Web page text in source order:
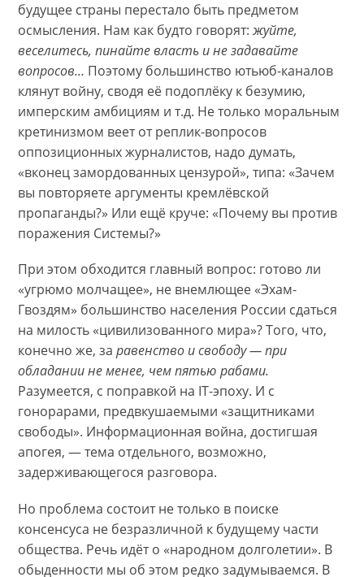
будущее страны перестало быть предметом
осмысления. Нам как будто говорят:жуйте,
веселитесь, пинайте власть и не задавайте
вопросов… Поэтому большинство ютьюб-каналов
клянут войну, сводя её подоплёку к безумию,
имперским амбициям и т.д. Не только моральным
кретинизмом веет от реплик-вопросов
оппозиционных журналистов, надо думать,
«вконец замордованных цензурой», типа: «Зачем
вы повторяете аргументы кремлёвской
пропаганды?» Или ещё круче: «Почему вы против
поражения Системы?»
При этом обходится главный вопрос: готово ли
«угрюмо молчащее», не внемлющее «Эхам-
Гвоздям» большинство населения России сдаться
на милость «цивилизованного мира»? Того, что,
конечно же, заравенство и свободу — при
обладании не менее, чем пятью рабами.
Разумеется, с поправкой на IT-эпоху. И с
гонорарами, предвкушаемыми «защитниками
свободы». Информационная война, достигшая
апогея, — тема отдельного, возможно,
задерживающегося разговора.
Но проблема состоит не только в поиске
консенсуса не безразличной к будущему части
общества. Речь идёт о «народном долголетии». В
обыденности мы об этом редко задумываемся. В